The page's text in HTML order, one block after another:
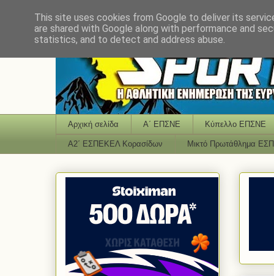
Αρχική σελίδα Α΄ ΕΠΣΝΕ Κύπελλο ΕΠΣΝΕ
Α2΄ ΕΣΠΕΚΕΛ Κορασίδων Μικτό Πρωτάθλημα
This site uses cookies from Google to deliver its
are shared with Google along with performance and
statistics, and to detect and address abuse.